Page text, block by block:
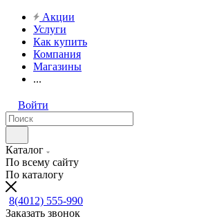
Акции
Услуги
Как купить
Компания
Магазины
...
Войти
Каталог
По всему сайту
По каталогу
8(4012) 555-990
Заказать звонок